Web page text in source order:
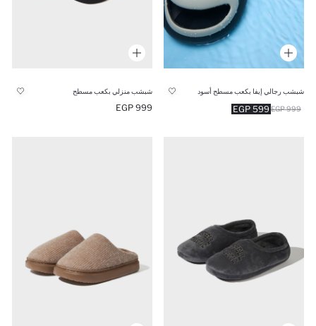
شبشب رجالي إيفا بكعب مسطح أسود
599 EGP 999 EGP
شبشب منزلي بكعب مسطح
999 EGP